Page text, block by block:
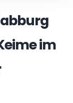
im